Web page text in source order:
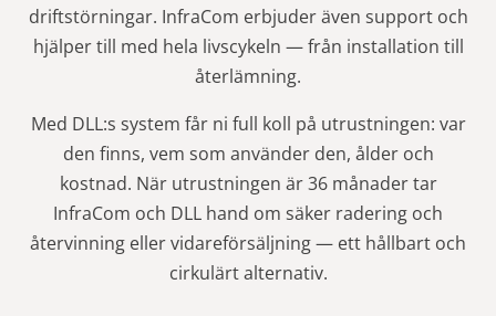
driftstörningar. InfraCom erbjuder även support och
hjälper till med hela livscykeln — från installation till
återlämning.
Med DLL:s system får ni full koll på utrustningen: var
den finns, vem som använder den, ålder och
kostnad. När utrustningen är 36 månader tar
InfraCom och DLL hand om säker radering och
återvinning eller vidareförsäljning — ett hållbart och
cirkulärt alternativ.